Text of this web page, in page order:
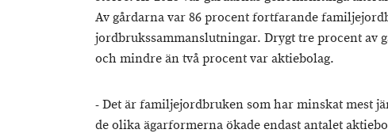
Av gårdarna var 86 procent fortfarande
jordbrukssammanslutningar. Drygt tre procent av
och mindre än två procent var aktiebolag.
- Det är familjejordbruken som har minskat mest
de olika ägarformerna ökade endast antalet